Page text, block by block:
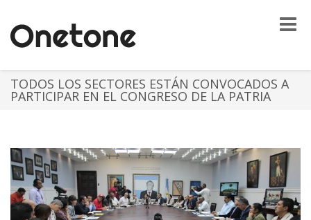
Toggle
TODOS LOS SECTORES ESTÁN CONVOCADOS A
PARTICIPAR EN EL CONGRESO DE LA PATRIA